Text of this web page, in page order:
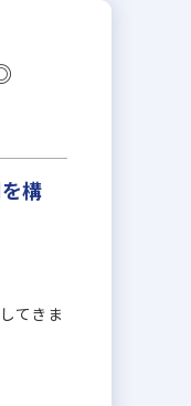
構
てきま